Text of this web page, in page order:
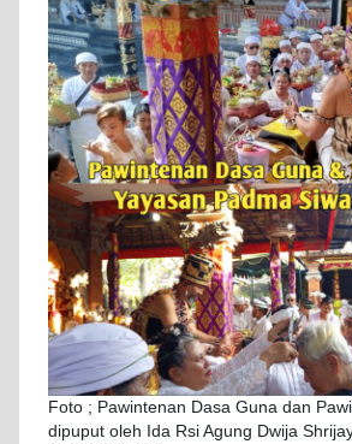
Foto ; Pawintenan Dasa Guna dan
dipuput oleh Ida Rsi Agung Dwija